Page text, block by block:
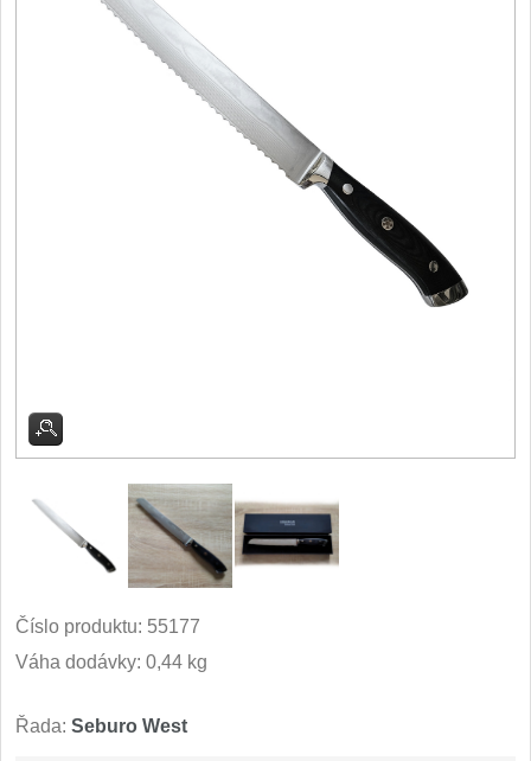
Vykosťovací nože41
Plátkovací nože27
Sekáčky a speciální nože 15
Doprodej
Číslo produktu: 55177
Váha dodávky: 0,44 kg
Řada: Seburo West